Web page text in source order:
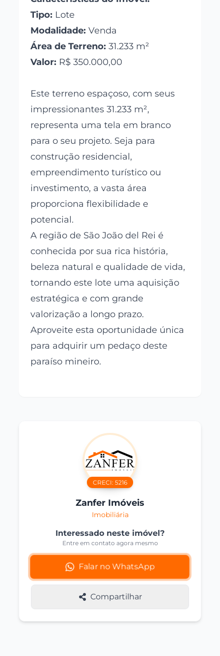
Tipo: Lote
Modalidade: Venda
Área de Terreno: 31.233 m²
Valor: R$ 350.000,00
Este terreno espaçoso, com seus
impressionantes 31.233 m²,
representa uma tela em branco
para o seu projeto. Seja para
construção residencial,
empreendimento turístico ou
investimento, a vasta área
proporciona flexibilidade e
potencial.
A região de São João del Rei é
conhecida por sua rica história,
beleza natural e qualidade de vida,
tornando este lote uma aquisição
estratégica e com grande
valorização a longo prazo.
Aproveite esta oportunidade única
para adquirir um pedaço deste
paraíso mineiro.
CRECI: 5216
Zanfer Imóveis
Imobiliária
Interessado neste imóvel?
Entre em contato agora mesmo
Falar no WhatsApp
Compartilhar